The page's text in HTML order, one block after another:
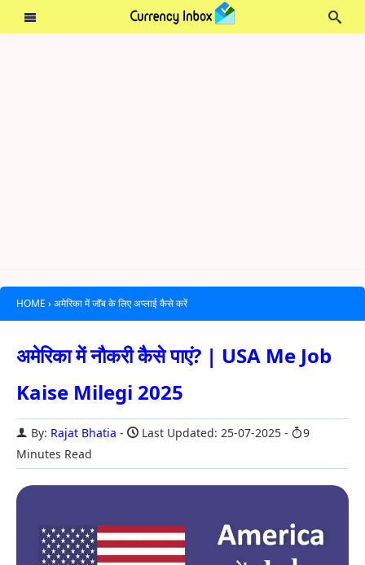
HOME › अमेरिका में जॉब के लिए अप्लाई कैसे करें
अमेरिका में नौकरी कैसे पाएं? | USA Me Job
Kaise Milegi 2025
By: Rajat Bhatia Last Updated: 25-07-2025
9
Minutes Read